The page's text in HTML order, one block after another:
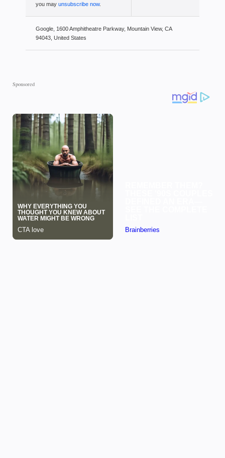
you may unsubscribe now.
Google, 1600 Amphitheatre Parkway, Mountain View, CA
94043, United States